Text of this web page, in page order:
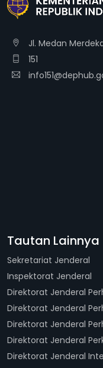
Jl. Medan
151
Tautan Lainnya
Sekretariat Jenderal
Inspektorat Jenderal
Direktorat Jenderal
Direktorat Jenderal
Direktorat Jenderal
Direktorat Jenderal
Direktorat Jenderal